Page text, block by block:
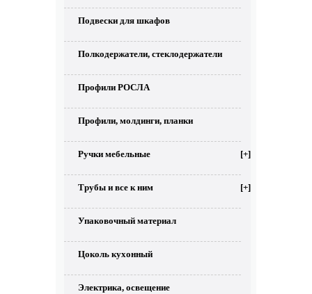
Подвески для шкафов
Полкодержатели, стеклодержатели
Профили РОСЛА
Профили, молдинги, планки
Ручки мебельные [+]
Трубы и все к ним [+]
Упаковочный материал
Цоколь кухонный
Электрика, освещение